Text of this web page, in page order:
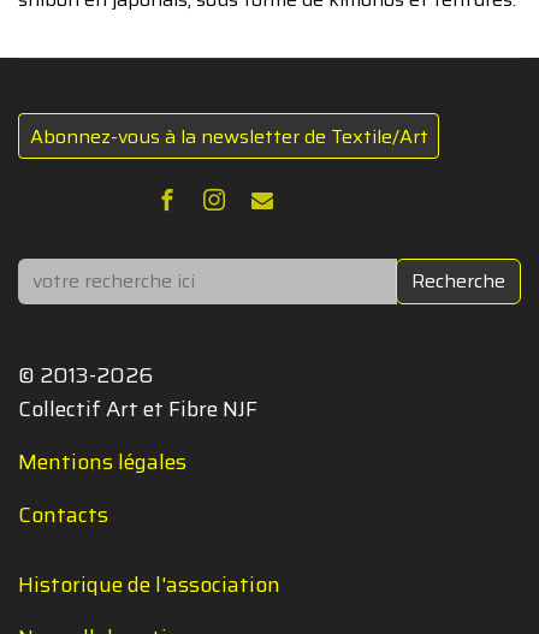
Abonnez-vous à la newsletter de Textile/Art
Rechercher Recherche
© 2013-2026
Collectif Art et Fibre NJF
Mentions légales
Contacts
Historique de l'association